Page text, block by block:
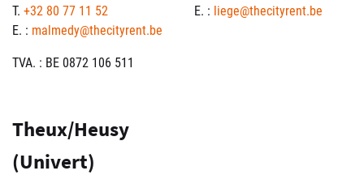
T. +32 80 77 11 52
E. : malmedy@thecityrent.be
TVA. : BE 0872 106 511
E. : liege@thecityrent.be
Theux/Heusy
(Univert)